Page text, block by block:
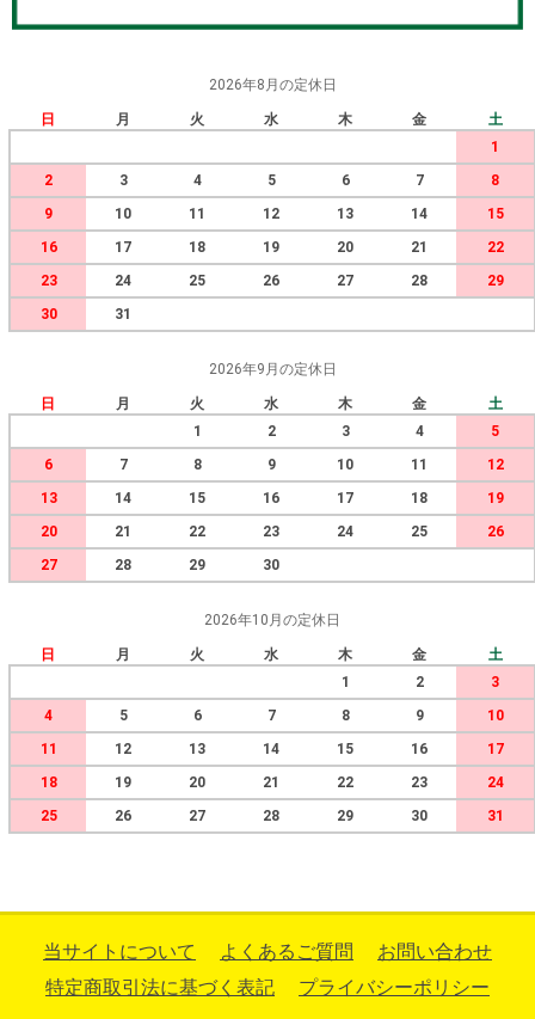
2026年8月の定休日
日 月 火 水 木 金
土
1
2
3 4 5 6 7
8
9
10 11 12 13 14
15
16
17 18 19 20 21
22
23
24 25 26 27 28
29
30
31
2026年9月の定休日
日 月 火 水 木 金
土
1
2 3 4
5
6
7 8 9 10 11
12
13
14 15 16 17 18
19
20
21 22 23 24 25
26
27
28 29 30
2026年10月の定休日
日 月 火 水 木 金
土
1
2
3
4
5 6 7 8 9
10
11
12 13 14 15 16
17
18
19 20 21 22 23
24
25
26 27 28 29 30 31
当サイトについて よくあるご質問
お問い合わせ
特定商取引法に基づく表記
プライバシーポリシー